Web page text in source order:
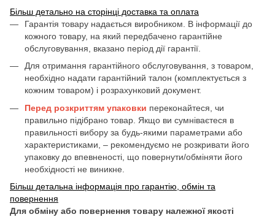
Більш детально на сторінці доставка та оплата
Гарантія товару надається виробником. В інформації до
кожного товару, на який передбачено гарантійне
обслуговування, вказано період дії гарантії.
Для отримання гарантійного обслуговування, з товаром,
необхідно надати гарантійний талон (комплектується з
кожним товаром) і розрахунковий документ.
Перед розкриттям упаковки переконайтеся, чи
правильно підібрано товар. Якщо ви сумніваєтеся в
правильності вибору за будь-якими параметрами або
характеристиками, – рекомендуємо не розкривати його
упаковку до впевненості, що повернути/обміняти його
необхідності не виникне.
Більш детальна інформація про гарантію, обмін та
повернення
Для обміну або повернення товару належної якості